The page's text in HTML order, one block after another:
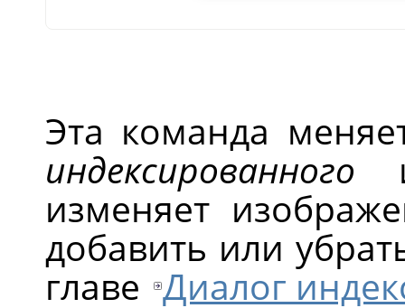
Эта команда
индексированного
изменяет
добавить или
главе Диалог